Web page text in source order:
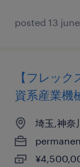
posted 13
【フレッ
資系産業機
埼玉,神奈